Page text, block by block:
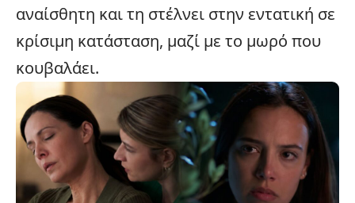
αναίσθητη και τη στέλνει στην εντατική σε
κρίσιμη κατάσταση, μαζί με το μωρό που
κουβαλάει.